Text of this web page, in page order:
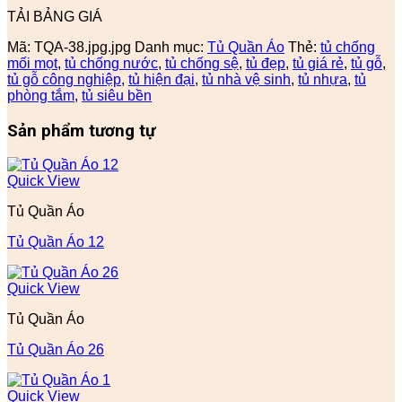
TẢI BẢNG GIÁ
Mã: TQA-38.jpg.jpg Danh mục: Tủ Quần Áo Thẻ: tủ chống
mối mọt, tủ chống nước, tủ chống sệ, tủ đẹp, tủ giá rẻ, tủ gỗ,
tủ gỗ công nghiệp, tủ hiện đại, tủ nhà vệ sinh, tủ nhựa, tủ
phòng tắm, tủ siêu bền
Sản phẩm tương tự
Quick View
Tủ Quần Áo
Tủ Quần Áo 12
Quick View
Tủ Quần Áo
Tủ Quần Áo 26
Quick View